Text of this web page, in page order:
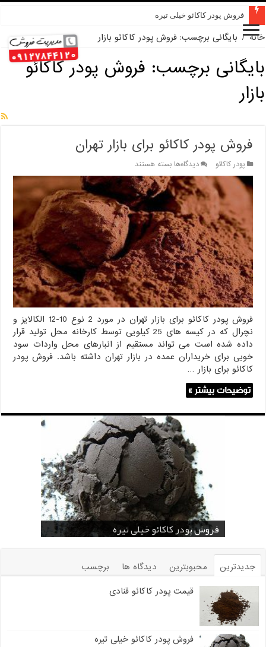
فروش پودر کاکائو خیلی تیره
خانه / بایگانی برچسب: فروش پودر کاکائو بازار
بایگانی برچسب: فروش پودر کاکائو
بازار
فروش پودر کاکائو برای بازار تهران
پودر کاکائو دیدگاه‌هابرای
فروش
پودر
کاکائو
برای
بازار
تهران
بسته هستند
فروش پودر کاکائو برای بازار تهران در مورد 2 نوع 10-12 الکالایز و
نچرال که در کیسه های 25 کیلویی توسط کارخانه محل تولید قرار
داده شده است می تواند مستقیم از انبارهای محل واردات سود
خوبی برای خریداران عمده در بازار تهران داشته باشد. فروش پودر
کاکائو برای بازار …
توضیحات بیشتر »
قیمت پودر کاکائو قنادی
فروش پودر کاکائو خیلی تیره
قیمت پودر کاکائو کارگیل
فروش ضد کلوخه پودر کاکائو ( Anti Cake )
خرید پودر کاکائو و کافی میت در کرمان
فروش پودر کاکائو و کافی میت در اصفهان
خرید اسانس پودری شکلات 10 کیلویی
خرید اسانس پودری قهوه
خرید کافی کریمر غیر لبنی 25 کیلویی اندونزی
جدیدترین محبوبترین دیدگاه ها
برچسب
قیمت پودر کاکائو قنادی
فروش پودر کاکائو خیلی تیره